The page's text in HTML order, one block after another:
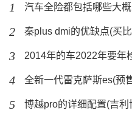
1 汽车全险都包括哪些大
2 秦plus dmi的优缺点(买
3 2014年的车2022年要年
4 全新一代雷克萨斯es(预
5 博越pro的详细配置(吉